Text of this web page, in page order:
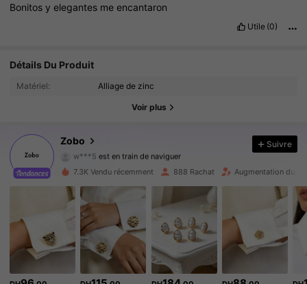
Bonitosyelegantes meencantaron
Utile (0)
Détails Du Produit
Matériel: Alliage de zinc
Voir plus
Zobo
4.82
4.82
892 Suiveurs
4.82 892 Suiveurs
4.82 892 Suiveurs
892 Suiveurs
Suivre
7.3K Vendu récemment 888 Rachat Augmentation du